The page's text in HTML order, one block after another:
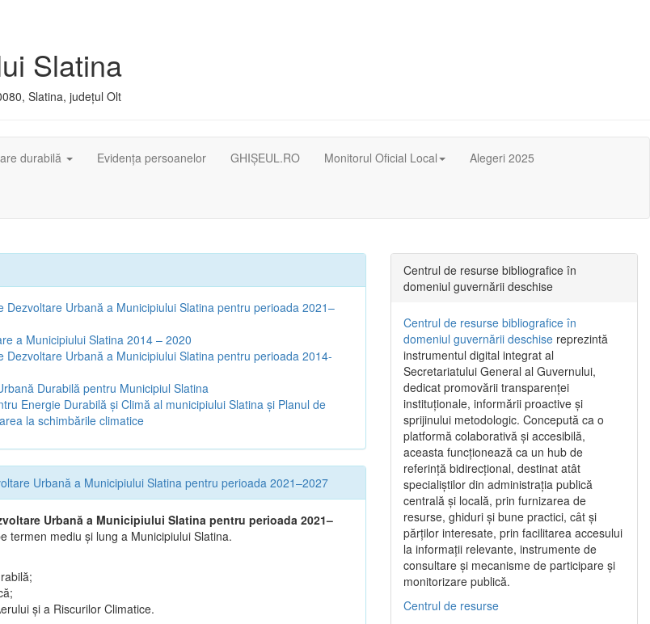
Slatina
Slatina, județul Olt
durabilă Evidența persoanelor GHIȘEUL.RO Monitorul Oficial Local Alegeri 2025
Dezvoltare Urbană a Municipiului Slatina pentru perioada 2021–
a Municipiului Slatina 2014 – 2020
Dezvoltare Urbană a Municipiului Slatina pentru perioada 2014-
Durabilă pentru Municipiul Slatina
Energie Durabilă şi Climă al municipiului Slatina şi Planul de
la schimbările climatice
Urbană a Municipiului Slatina pentru perioada 2021–2027
Urbană a Municipiului Slatina pentru perioada 2021–
termen mediu și lung a Municipiului Slatina.
și a Riscurilor Climatice.
Centrul de resurse bibliografice în
domeniul guvernării deschise
Centrul de resurse bibliografice în
domeniul guvernării deschise reprezintă
instrumentul digital integrat al
Secretariatului General al Guvernului,
dedicat promovării transparenței
instituționale, informării proactive și
sprijinului metodologic. Concepută ca o
platformă colaborativă și accesibilă,
aceasta funcționează ca un hub de
referință bidirecțional, destinat atât
specialiștilor din administrația publică
centrală și locală, prin furnizarea de
resurse, ghiduri și bune practici, cât și
părților interesate, prin facilitarea accesului
la informații relevante, instrumente de
consultare și mecanisme de participare și
monitorizare publică.
Centrul de resurse